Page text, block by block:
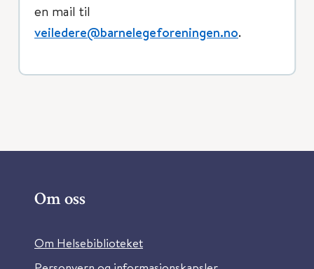
en mail til
veiledere@barnelegeforeningen.no.
Om oss
Om Helsebiblioteket